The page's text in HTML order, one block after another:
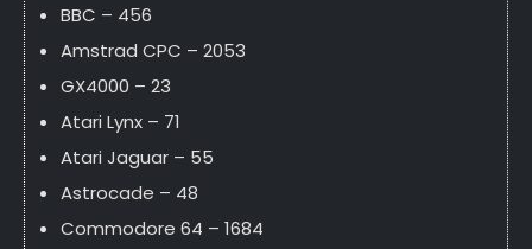
BBC – 456
Amstrad CPC – 2053
GX4000 – 23
Atari Lynx – 71
Atari Jaguar – 55
Astrocade – 48
Commodore 64 – 1684